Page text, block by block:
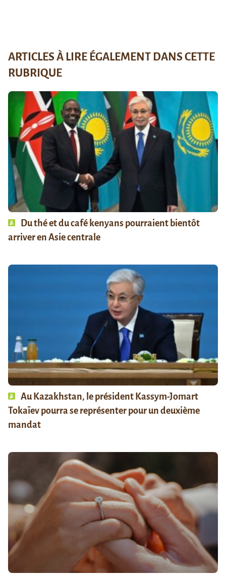
ARTICLES À LIRE ÉGALEMENT DANS CETTE
RUBRIQUE
Du thé et du café kenyans pourraient bientôt
arriver en Asie centrale
Au Kazakhstan, le président Kassym-Jomart
Tokaïev pourra se représenter pour un deuxième
mandat